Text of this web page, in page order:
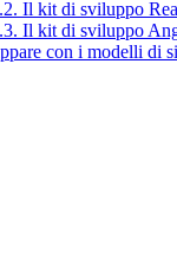
Il kit di sviluppo
Il kit di sviluppo
con i modelli di